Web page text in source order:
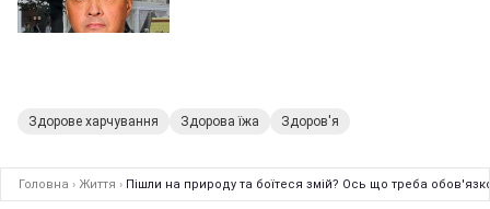
Здорове харчування Здорова їжа Здоров'я
Головна › Життя › Пішли на природу та боїтеся змій? Ось що треба